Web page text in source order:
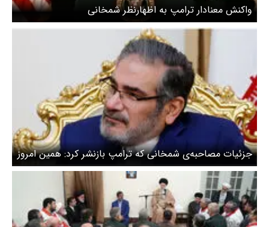
واکنش معنادار ترامپ به اظهارنظر شمخانی
جزئیات مصاحبه‌ی شمخانی که ترامپ بازنشر کرد: همین امروز
حاضر به امضای توافق هستیم